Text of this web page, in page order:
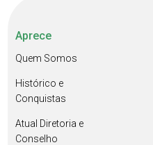
Aprece
Quem Somos
Histórico e
Conquistas
Atual Diretoria e
Conselho